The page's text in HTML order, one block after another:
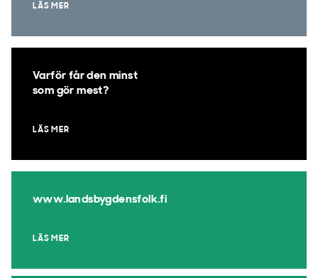
LÄS MER
Varför får den minst
som gör mest?
LÄS MER
www.landsbygdensfolk.fi
LÄS MER